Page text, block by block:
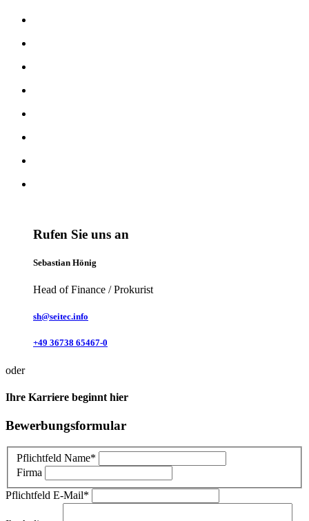
Rufen Sie uns an
Sebastian Hönig
Head of Finance / Prokurist
sh@seitec.info
+49 36738 65467-0
oder
Ihre Karriere beginnt hier
Bewerbungsformular
Pflichtfeld Name*
Firma
Pflichtfeld E-Mail*